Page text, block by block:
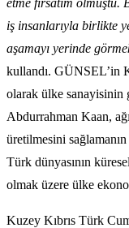
iş insanlarıyla birlikte
aşamayı yerinde
kullandı. GÜNSEL’in
olarak ülke sanayisinin
Abdurrahman Kaan,
üretilmesini
Türk dünyasının
olmak üzere ülke
Kuzey Kıbrıs Türk